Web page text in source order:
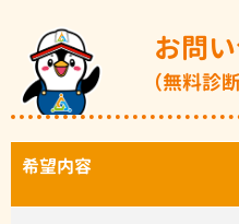
お問
（無料診
希望内容